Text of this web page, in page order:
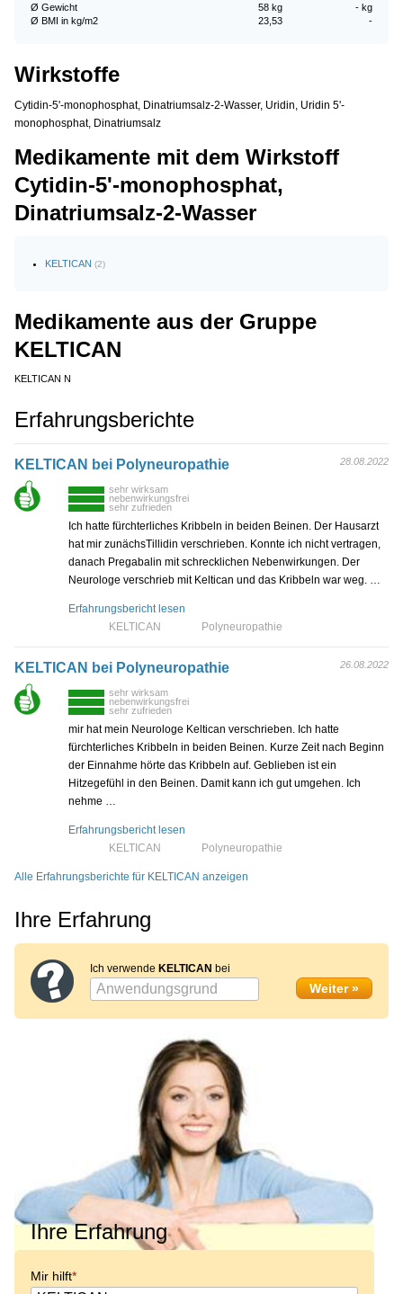
Ø Gewicht
- kg
58 kg
Ø BMI in kg/m2
-
23,53
Wirkstoffe
Cytidin-5'-monophosphat, Dinatriumsalz-2-Wasser, Uridin, Uridin 5'-
monophosphat, Dinatriumsalz
Medikamente mit dem Wirkstoff
Cytidin-5'-monophosphat,
Dinatriumsalz-2-Wasser
KELTICAN (2)
Medikamente aus der Gruppe
KELTICAN
KELTICAN N
Erfahrungsberichte
KELTICAN bei Polyneuropathie 28.08.2022
sehr wirksam
nebenwirkungsfrei
sehr zufrieden
Ich hatte fürchterliches Kribbeln in beiden Beinen. Der Hausarzt
hat mir zunächsTillidin verschrieben. Konnte ich nicht vertragen,
danach Pregabalin mit schrecklichen Nebenwirkungen. Der
Neurologe verschrieb mit Keltican und das Kribbeln war weg. …
Erfahrungsbericht lesen
KELTICAN
Polyneuropathie
KELTICAN bei Polyneuropathie 26.08.2022
sehr wirksam
nebenwirkungsfrei
sehr zufrieden
mir hat mein Neurologe Keltican verschrieben. Ich hatte
fürchterliches Kribbeln in beiden Beinen. Kurze Zeit nach Beginn
der Einnahme hörte das Kribbeln auf. Geblieben ist ein
Hitzegefühl in den Beinen. Damit kann ich gut umgehen. Ich
nehme …
Erfahrungsbericht lesen
KELTICAN
Polyneuropathie
Alle Erfahrungsberichte für KELTICAN anzeigen
Ihre Erfahrung
Ich verwende KELTICAN bei
Ihre Erfahrung
Mir hilft